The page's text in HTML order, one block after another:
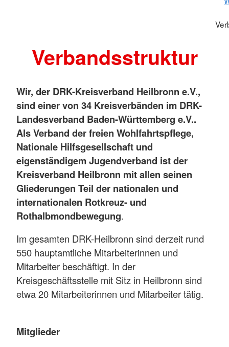
Verbandsstruktur
Wir, der DRK-Kreisverband Heilbronn e.V.,
sind einer von 34 Kreisverbänden im DRK-
Landesverband Baden-Württemberg e.V..
Als Verband der freien Wohlfahrtspflege,
Nationale Hilfsgesellschaft und
eigenständigem Jugendverband ist der
Kreisverband Heilbronn mit allen seinen
Gliederungen Teil der nationalen und
internationalen Rotkreuz- und
Rothalbmondbewegung.
Im gesamten DRK-Heilbronn sind derzeit rund
550 hauptamtliche Mitarbeiterinnen und
Mitarbeiter beschäftigt. In der
Kreisgeschäftsstelle mit Sitz in Heilbronn sind
etwa 20 Mitarbeiterinnen und Mitarbeiter tätig.
Mitglieder